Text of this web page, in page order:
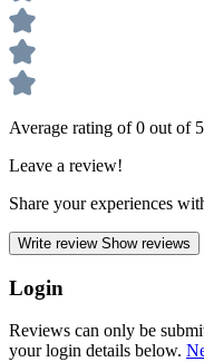
Average rating of 0 out of
Leave a review!
Share your experiences
Write review Show reviews
Login
Reviews can only be
your login details below.